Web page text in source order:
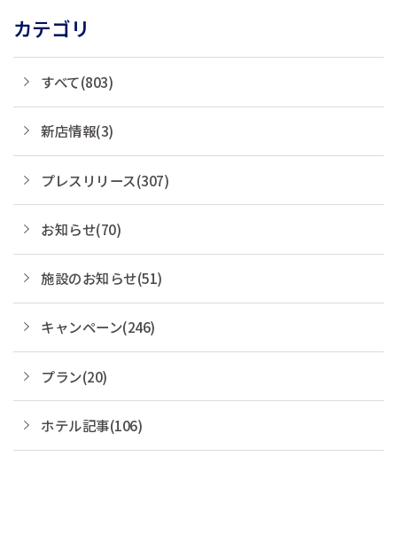
カテゴリ
すべて(803)
新店情報(3)
プレスリリース(307)
お知らせ(70)
施設のお知らせ(51)
キャンペーン(246)
プラン(20)
ホテル記事(106)